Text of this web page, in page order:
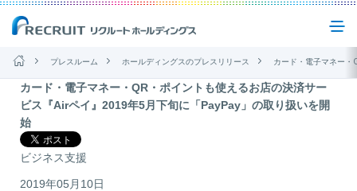
企業情報
事業紹介
プレスルーム ホールディングスのプレスリリース カード・電子マネー・QR・ポイントも使えるお店の決済サービス
カード・電子マネー・QR・ポイントも使えるお店の決済サー
ビス『Airペイ』2019年5月下旬に「PayPay」の取り扱いを開
始
ビジネス支援
2019年05月10日